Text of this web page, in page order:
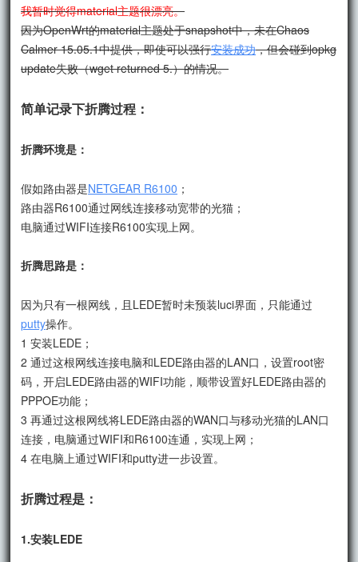
我暂时觉得material主题很漂亮。
因为OpenWrt的material主题处于snapshot中，未在Chaos
Calmer 15.05.1中提供，即使可以强行安装成功，但会碰到opkg
update失败（wget returned 5.）的情况。
简单记录下折腾过程：
折腾环境是：
假如路由器是NETGEAR R6100 ；
路由器R6100通过网线连接移动宽带的光猫；
电脑通过WIFI连接R6100实现上网。
折腾思路是：
因为只有一根网线，且LEDE暂时未预装luci界面，只能通过
putty操作。
1 安装LEDE；
2 通过这根网线连接电脑和LEDE路由器的LAN口，设置root密
码，开启LEDE路由器的WIFI功能，顺带设置好LEDE路由器的
PPPOE功能；
3 再通过这根网线将LEDE路由器的WAN口与移动光猫的LAN口
连接，电脑通过WIFI和R6100连通，实现上网；
4 在电脑上通过WIFI和putty进一步设置。
折腾过程是：
1.安装LEDE